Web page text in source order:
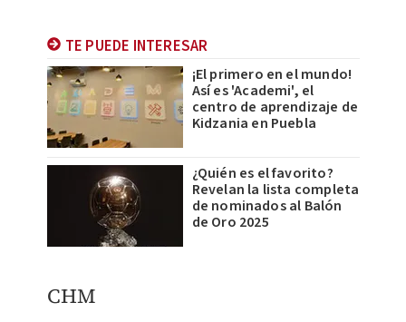
TE PUEDE INTERESAR
¡El primero en el mundo!
Así es 'Academi', el
centro de aprendizaje de
Kidzania en Puebla
¿Quién es el favorito?
Revelan la lista completa
de nominados al Balón
de Oro 2025
CHM